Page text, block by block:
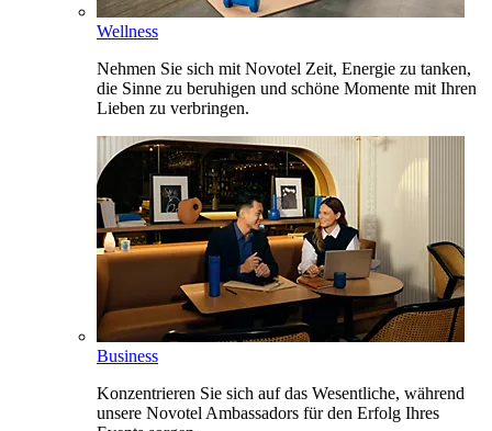
Wellness
Nehmen Sie sich mit Novotel Zeit, Energie zu tanken,
die Sinne zu beruhigen und schöne Momente mit Ihren
Lieben zu verbringen.
Business
Konzentrieren Sie sich auf das Wesentliche, während
unsere Novotel Ambassadors für den Erfolg Ihres